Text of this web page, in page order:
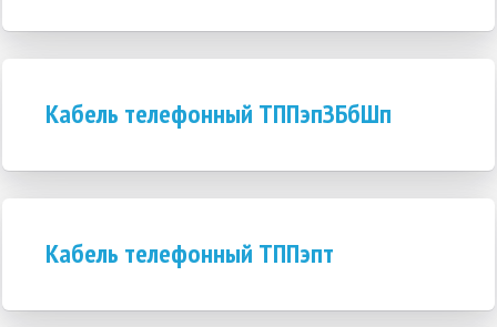
Кабель телефонный ТППэпЗБбШп
Кабель телефонный ТППэпт